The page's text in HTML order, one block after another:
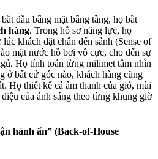
đầu bằng mặt bằng tầng, họ bắt
hàng. Trong hồ sơ năng lực, họ
khách đặt chân đến sảnh (Sense of
mặt nước hồ bơi vô cực, cho đến sự
Họ tính toán từng milimet tầm nhìn
ở bất cứ góc nào, khách hàng cũng
Họ thiết kế cả âm thanh của gió, mùi
của ánh sáng theo từng khung giờ
hành ẩn” (Back-of-House